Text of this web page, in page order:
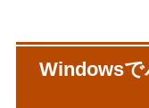
Windowsで